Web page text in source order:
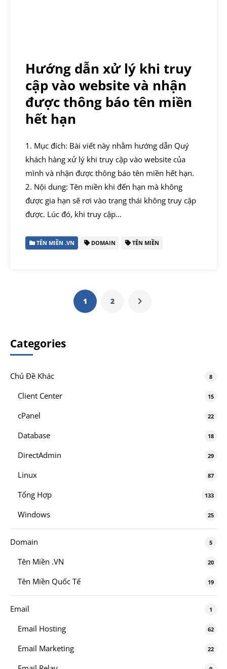
Hướng dẫn xử lý khi truy
cập vào website và nhận
được thông báo tên miền
hết hạn
1. Mục đích: Bài viết này nhằm hướng dẫn Quý
khách hàng xử lý khi truy cập vào website của
mình và nhận được thông báo tên miền hết hạn.
2. Nội dung: Tên miền khi đến hạn mà không
được gia hạn sẽ rơi vào trạng thái không truy cập
được. Lúc đó, khi truy cập…
TÊN MIỀN .VN DOMAIN TÊN MIỀN
1 2
Categories
Chủ Đề Khác 8
Client Center 15
cPanel 22
Database 18
DirectAdmin 29
Linux 87
Tổng Hợp 133
Windows 25
Domain 5
Tên Miền .VN 20
Tên Miền Quốc Tế 19
Email 1
Email Hosting 62
Email Marketing 22